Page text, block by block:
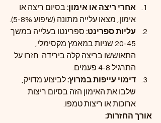
אחרי ריצה או אימון: בסיום ריצה או
אימון, מצאו עלייה מתונה (שיפוע 5-8%).
עליות ספרינט: ספרינטו בעלייה במשך
20-45 שניות במאמץ מקסימלי,
התאוששו בריצה קלה בירידה. חזרו על
התרגיל 4-8 פעמים.
דימוי עייפות במרוץ: לביצוע מדויק,
שלבו את האימון הזה בסיום ריצות
ארוכות או ריצות טמפו.
אורך החזרות: